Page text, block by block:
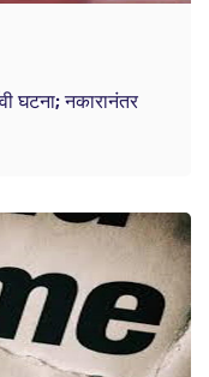
घटना; नकारानंतर